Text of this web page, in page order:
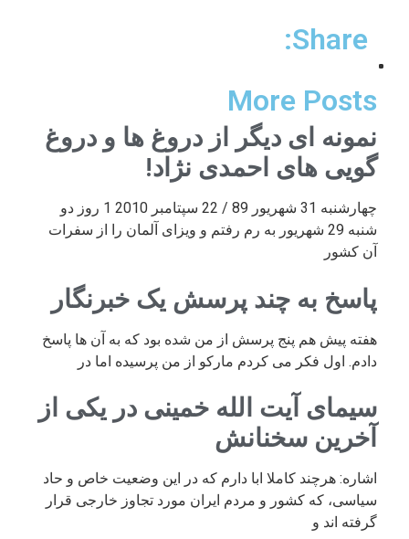
Share:
More Posts
نمونه ای دیگر از دروغ ها و دروغ
گویی های احمدی نژاد!
چهارشنبه 31 شهریور 89 / 22 سپتامبر 2010 1 روز دو
شنبه 29 شهریور به رم رفتم و ویزای آلمان را از سفرات
آن کشور
پاسخ به چند پرسش یک خبرنگار
هفته پیش هم پنج پرسش از من شده بود که به آن ها پاسخ
دادم. اول فکر می کردم مارکو از من پرسیده اما در
سیمای آیت الله خمینی در یکی از
آخرین سخنانش
اشاره: هرچند کاملا ابا دارم که در این وضعیت خاص و حاد
سیاسی، که کشور و مردم ایران مورد تجاوز خارجی قرار
گرفته اند و